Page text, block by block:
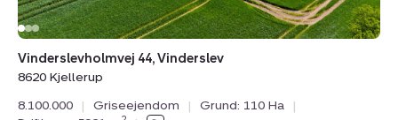
Vinderslevholmvej 44, Vinderslev
8620 Kjellerup
8.100.000
| Griseejendom | Grund: 110 Ha
|